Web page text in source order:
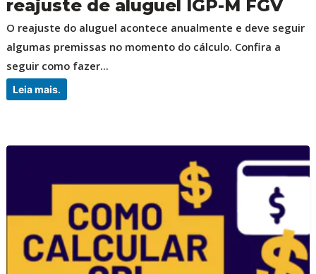
reajuste de aluguel IGP-M FGV
O reajuste do aluguel acontece anualmente e deve seguir
algumas premissas no momento do cálculo. Confira a
seguir como fazer...
Leia mais.